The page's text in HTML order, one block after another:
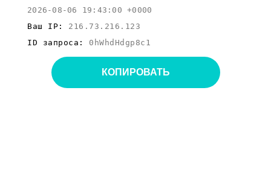
2026-08-06 19:43:00 +0000
Ваш IP: 216.73.216.123
ID запроса: 0hWhdHdgp8c1
КОПИРОВАТЬ